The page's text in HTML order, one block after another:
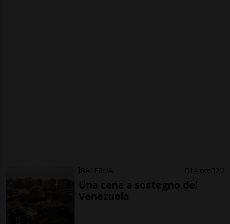
BALERNA 14 ore 20
Una cena a sostegno del
Venezuela